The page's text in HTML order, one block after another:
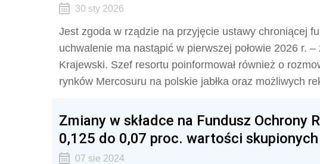
30 sty 2026
Jest zgoda w rządzie na przyjęcie ustawy chroniącej
uchwalenie ma nastąpić w pierwszej połowie 2026 r.
Krajewski. Szef resortu poinformował również o
rynków Mercosuru na polskie jabłka oraz możliwych
Zmiany w składce na Fundusz Ochrony
0,125 do 0,07 proc. wartości
07 sie 2024